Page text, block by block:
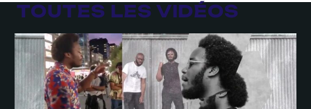
TOUTES LES VIDÉOS